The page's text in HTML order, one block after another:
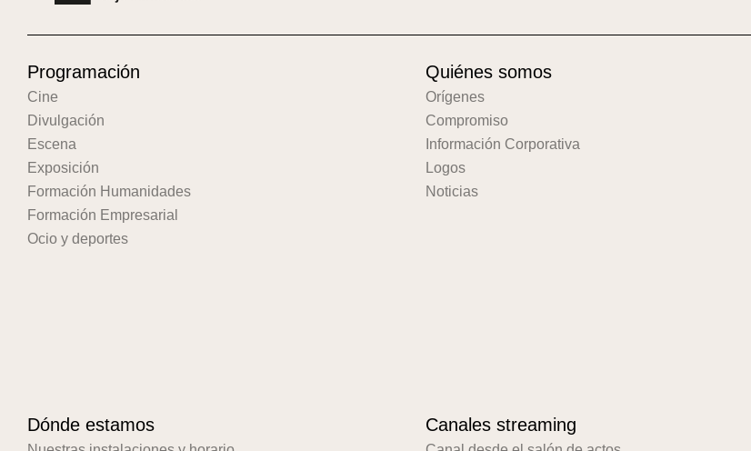
Programación
Cine
Divulgación
Escena
Exposición
Formación Humanidades
Formación Empresarial
Ocio y deportes
Quiénes somos
Orígenes
Compromiso
Información Corporativa
Logos
Noticias
Dónde estamos Canales streaming